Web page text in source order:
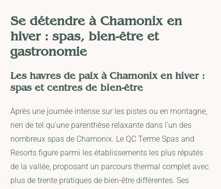
Se détendre à Chamonix en
hiver : spas, bien-être et
gastronomie
Les havres de paix à Chamonix en hiver :
spas et centres de bien-être
Après une journée intense sur les pistes ou en montagne,
rien de tel qu'une parenthèse relaxante dans l'un des
nombreux spas de Chamonix. Le QC Terme Spas and
Resorts figure parmi les établissements les plus réputés
de la vallée, proposant un parcours thermal complet avec
plus de trente pratiques de bien-être différentes. Ses